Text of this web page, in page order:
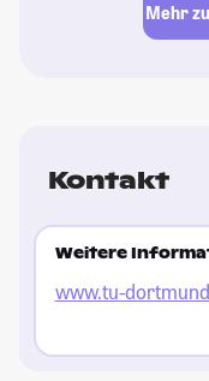
Mehr
Kontakt
Weitere
www.tu-